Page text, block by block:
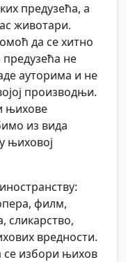
предузећа, а
животари.
да се хитно
предузећа не
ауторима и не
производњи.
њихове
из вида
њиховој
филм,
сликарство,
вредности.
се избори њихов